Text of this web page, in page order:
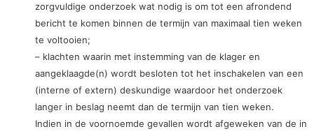
zorgvuldige onderzoek wat nodig is om tot een afrondend
bericht te komen binnen de termijn van maximaal tien weken
te voltooien;
– klachten waarin met instemming van de klager en
aangeklaagde(n) wordt besloten tot het inschakelen van een
(interne of extern) deskundige waardoor het onderzoek
langer in beslag neemt dan de termijn van tien weken.
Indien in de voornoemde gevallen wordt afgeweken van de in